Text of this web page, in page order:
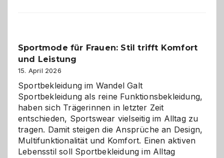
gegen
Chaos
Sportmode für Frauen: Stil trifft Komfort
und Leistung
15. April 2026
Sportbekleidung im Wandel Galt
Sportbekleidung als reine Funktionsbekleidung,
haben sich Trägerinnen in letzter Zeit
entschieden, Sportswear vielseitig im Alltag zu
tragen. Damit steigen die Ansprüche an Design,
Multifunktionalität und Komfort. Einen aktiven
Lebensstil soll Sportbekleidung im Alltag